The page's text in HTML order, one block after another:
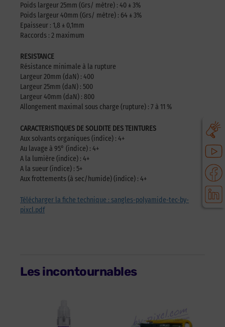
Poids largeur 25mm (Grs/ mètre) : 40 ± 3%
Poids largeur 40mm (Grs/ mètre) : 64 ± 3%
Epaisseur : 1,8 ± 0,1mm
Raccords : 2 maximum
RESISTANCE
Résistance minimale à la rupture
Largeur 20mm (daN) : 400
Largeur 25mm (daN) : 500
Largeur 40mm (daN) : 800
Allongement maximal sous charge (rupture) : 7 à 11 %
CARACTERISTIQUES DE SOLIDITE DES TEINTURES
Aux solvants organiques (indice) : 4+
Au lavage à 95° (indice) : 4+
A la lumière (indice) : 4+
A la sueur (indice) : 5+
Aux frottements (à sec/humide) (indice) : 4+
Télécharger la fiche technique : sangles-polyamide-tec-by-
pixcl.pdf
Les incontournables